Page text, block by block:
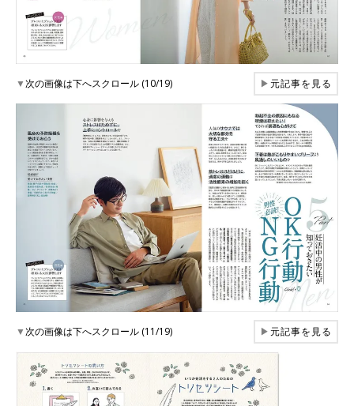
▼次の画像は下へスクロール (10/19) ▶元記事を見る
▼次の画像は下へスクロール (11/19) ▶元記事を見る